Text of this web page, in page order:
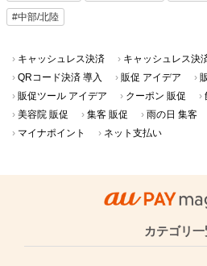
#中部/北陸
キャッシュレス決済 キャッシュレス決
QRコード決済 導入
販促 アイデア
販促ツール アイデア
クーポン 販促
美容院 販促
集客 販促 雨の日 集客
マイナポイント
ネット支払い
カテゴリ一